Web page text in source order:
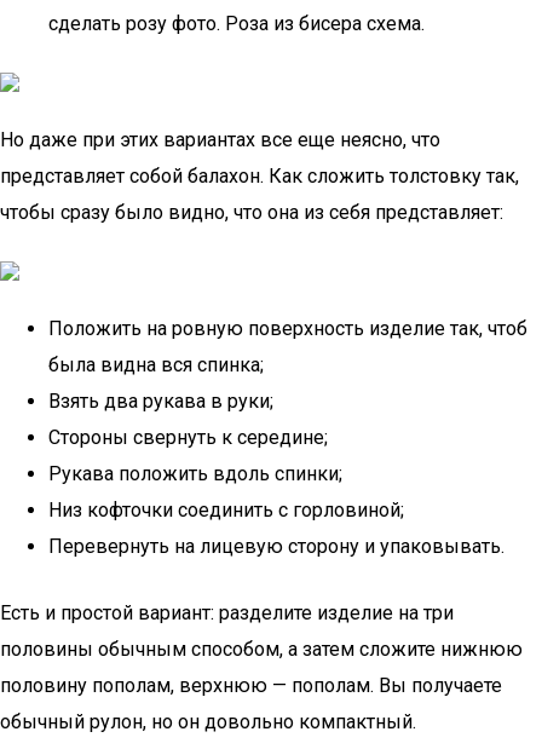
сделать розу фото. Роза из бисера схема.
Но даже при этих вариантах все еще неясно, что
представляет собой балахон. Как сложить толстовку так,
чтобы сразу было видно, что она из себя представляет:
Положить на ровную поверхность изделие так, чтоб
была видна вся спинка;
Взять два рукава в руки;
Стороны свернуть к середине;
Рукава положить вдоль спинки;
Низ кофточки соединить с горловиной;
Перевернуть на лицевую сторону и упаковывать.
Есть и простой вариант: разделите изделие на три
половины обычным способом, а затем сложите нижнюю
половину пополам, верхнюю — пополам. Вы получаете
обычный рулон, но он довольно компактный.